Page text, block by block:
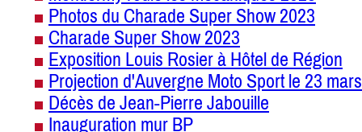
Photos du Charade Super Show 2023
Charade Super Show 2023
Exposition Louis Rosier à Hôtel de Région
Projection d'Auvergne Moto Sport le 23 mars
Décès de Jean-Pierre Jabouille
Inauguration mur BP